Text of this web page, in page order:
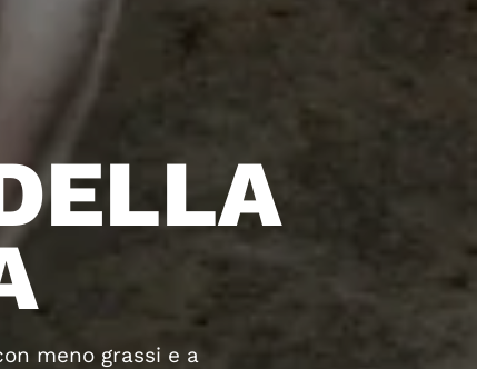
meno grassi e a